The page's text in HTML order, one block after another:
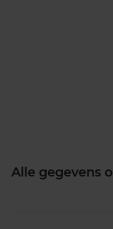
Alle gegevens